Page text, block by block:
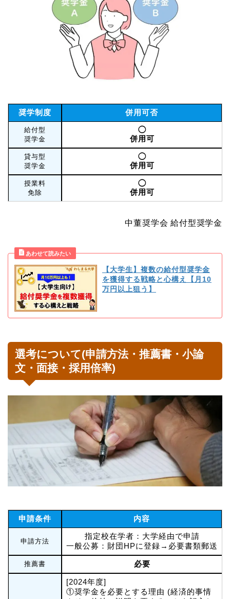
奨学制度 併用可否
給付型
奨学金
◯
併用可
貸与型
奨学金
◯
併用可
授業料
免除
◯
併用可
中董奨学会 給付型奨学金
【大学生】複数の給付型奨学金
を獲得する戦略と心構え【月10
万円以上狙う】
選考について(申請方法・推薦書・小論
文・面接・採用倍率)
申請条件 内容
申請方法
指定校在学者：大学経由で申請
一般公募：財団HPに登録→必要書類郵送
推薦書 必要
[2024年度]
①奨学金を必要とする理由 (経済的事情